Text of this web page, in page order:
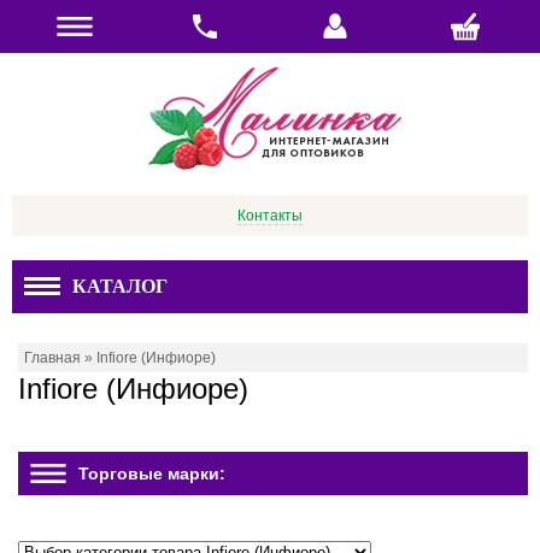
Контакты
КАТАЛОГ
Главная » Infiore (Инфиоре)
Infiore (Инфиоре)
Торговые марки: